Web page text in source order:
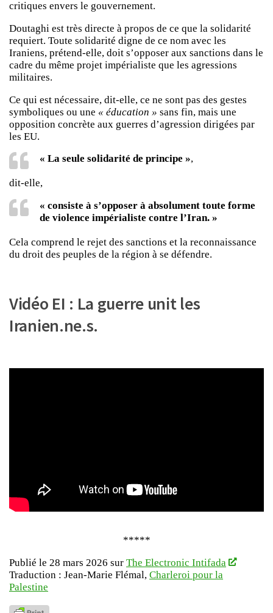
critiques envers le gouvernement.
Doutaghi est très directe à propos de ce que la solidarité
requiert. Toute solidarité digne de ce nom avec les
Iraniens, prétend-elle, doit s’opposer aux sanctions dans le
cadre du même projet impérialiste que les agressions
militaires.
Ce qui est nécessaire, dit-elle, ce ne sont pas des gestes
symboliques ou une « éducation » sans fin, mais une
opposition concrète aux guerres d’agression dirigées par
les EU.
« La seule solidarité de principe »,
dit-elle,
« consiste à s’opposer à absolument toute forme
de violence impérialiste contre l’Iran. »
Cela comprend le rejet des sanctions et la reconnaissance
du droit des peuples de la région à se défendre.
Vidéo EI : La guerre unit les
Iranien.ne.s.
*****
Publié le 28 mars 2026 sur The Electronic Intifada
Traduction : Jean-Marie Flémal, Charleroi pour la
Palestine